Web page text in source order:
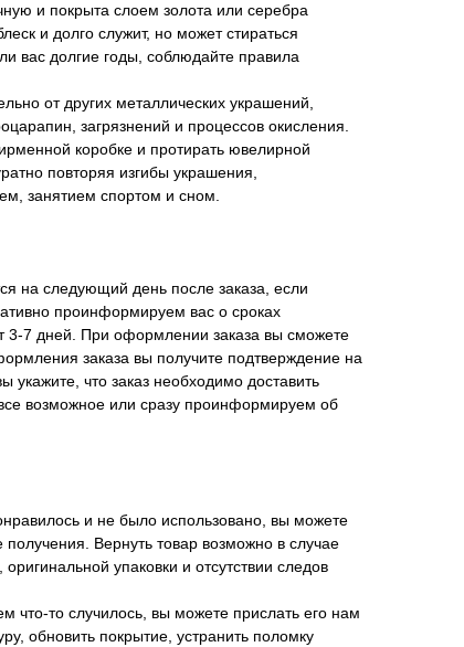
и покрыта слоем золота или серебра
и долго служит, но может стираться
вас долгие годы, соблюдайте правила
от других металлических украшений,
загрязнений и процессов окисления.
коробке и протирать ювелирной
повторяя изгибы украшения,
занятием спортом и сном.
на следующий день после заказа, если
проинформируем вас о сроках
3-7 дней. При оформлении заказа вы сможете
заказа вы получите подтверждение на
укажите, что заказ необходимо доставить
возможное или сразу проинформируем об
и не было использовано, вы можете
получения. Вернуть товар возможно в случае
упаковки и отсутствии следов
то случилось, вы можете прислать его нам
обновить покрытие, устранить поломку